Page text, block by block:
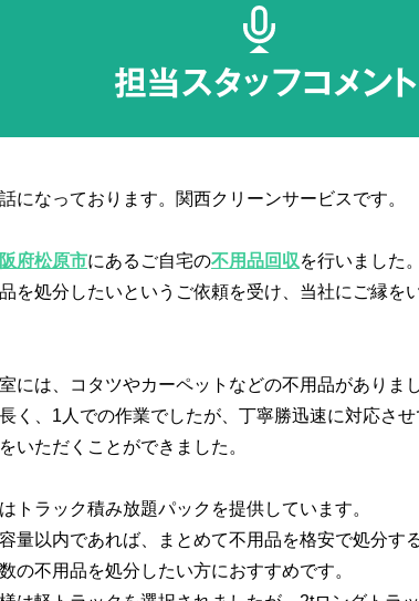
担当スタッフコメント
になっております。関西クリーンサービスです。
府松原市にあるご自宅の不用品回収を行いました。
を処分したいというご依頼を受け、当社にご縁を
には、コタツやカーペットなどの不用品がありまし
く、1人での作業でしたが、丁寧勝迅速に対応さ
いただくことができました。
トラック積み放題パックを提供しています。
量以内であれば、まとめて不用品を格安で処分す
の不用品を処分したい方におすすめです。